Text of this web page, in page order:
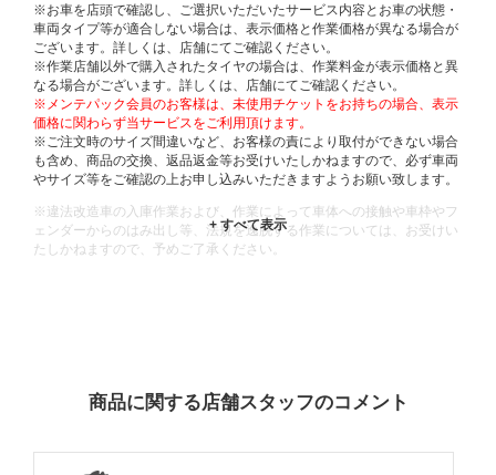
※お車を店頭で確認し、ご選択いただいたサービス内容とお車の状態・
車両タイプ等が適合しない場合は、表示価格と作業価格が異なる場合が
ございます。詳しくは、店舗にてご確認ください。
※作業店舗以外で購入されたタイヤの場合は、作業料金が表示価格と異
なる場合がございます。詳しくは、店舗にてご確認ください。
※メンテパック会員のお客様は、未使用チケットをお持ちの場合、表示
価格に関わらず当サービスをご利用頂けます。
※ご注文時のサイズ間違いなど、お客様の責により取付ができない場合
も含め、商品の交換、返品返金等お受けいたしかねますので、必ず車両
やサイズ等をご確認の上お申し込みいただきますようお願い致します。
※違法改造車の入庫作業および、作業によって車体への接触や車枠やフ
ェンダーからのはみ出し等、法規を逸脱する作業については、お受けい
たしかねますので、予めご了承ください。
商品に関する店舗スタッフのコメント